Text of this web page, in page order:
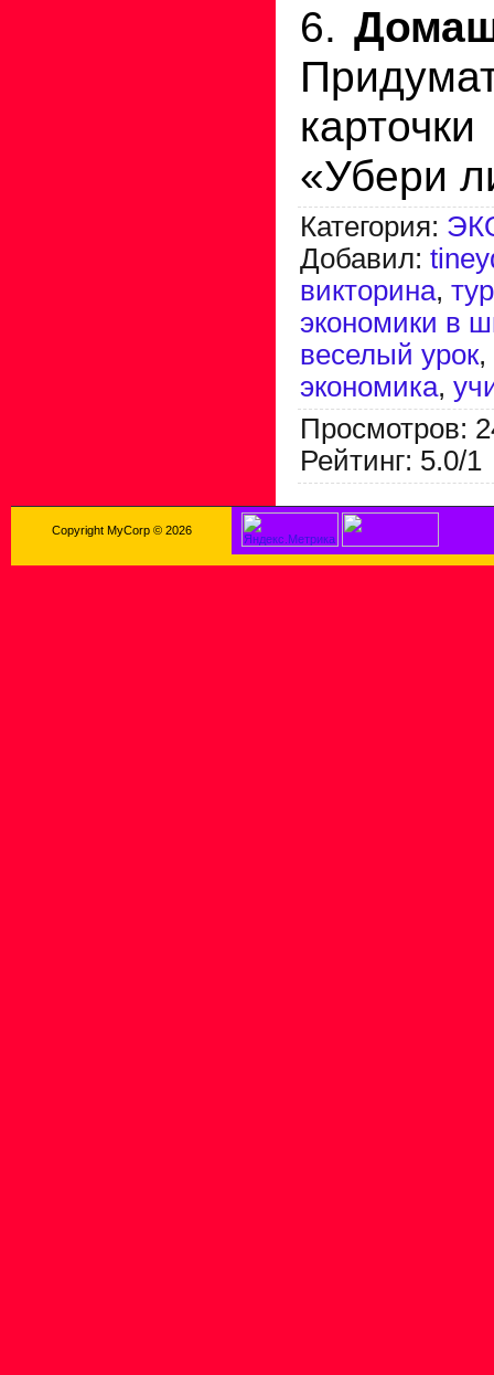
6.
«Убери
Категория:
Добавил:
викторина,
экономики в
веселый урок,
экономика,
Просмотров:
Рейтинг: 5.0/1
Copyright MyCorp © 2026